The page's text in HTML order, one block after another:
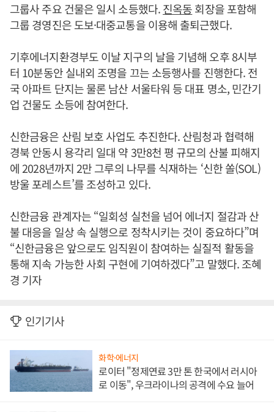
그룹사 주요 건물은 일시 소등했다.진옥동회장을 포함해
그룹 경영진은 도보·대중교통을 이용해 출퇴근했다.
기후에너지환경부도 이날 지구의 날을 기념해 오후 8시부
터 10분동안 실내외 조명을 끄는 소등행사를 진행한다. 전
국 아파트 단지는 물론 남산 서울타워 등 대표 명소, 민간기
업 건물도 소등에 참여한다.
신한금융은 산림 보호 사업도 추진한다. 산림청과 협력해
경북 안동시 용각리 일대 약 3만8천 평 규모의 산불 피해지
에 2028년까지 2만 그루의 나무를 식재하는 ‘신한 쏠(SOL)
방울 포레스트’를 조성하고 있다.
신한금융 관계자는 “일회성 실천을 넘어 에너지 절감과 산
불 대응을 일상 속 실행으로 정착시키는 것이 중요하다”며
“신한금융은 앞으로도 임직원이 참여하는 실질적 활동을
통해 지속 가능한 사회 구현에 기여하겠다”고 말했다. 조혜
경 기자
인기기사
화학·에너지
로이터 "정제연료 3만 톤 한국에서 러시아
로 이동", 우크라이나의 공격에 수요 늘어